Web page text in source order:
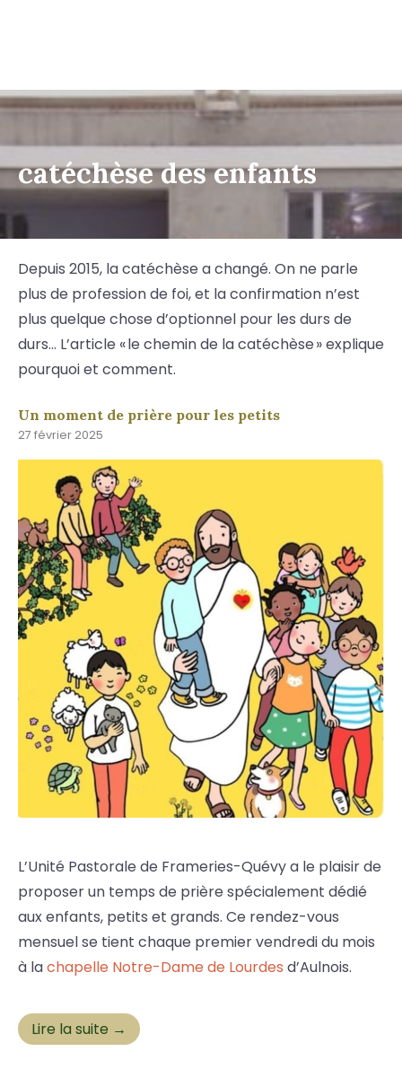
catéchèse des enfants
Depuis 2015, la catéchèse a changé. On ne parle
plus de profession de foi, et la confirmation n’est
plus quelque chose d’optionnel pour les durs de
durs… L’article « le chemin de la catéchèse » explique
pourquoi et comment.
Un moment de prière pour les petits
27 février 2025
L’Unité Pastorale de Frameries-Quévy a le plaisir de
proposer un temps de prière spécialement dédié
aux enfants, petits et grands. Ce rendez-vous
mensuel se tient chaque premier vendredi du mois
à lachapelle Notre-Dame de Lourdes d’Aulnois.
Lire la suite →